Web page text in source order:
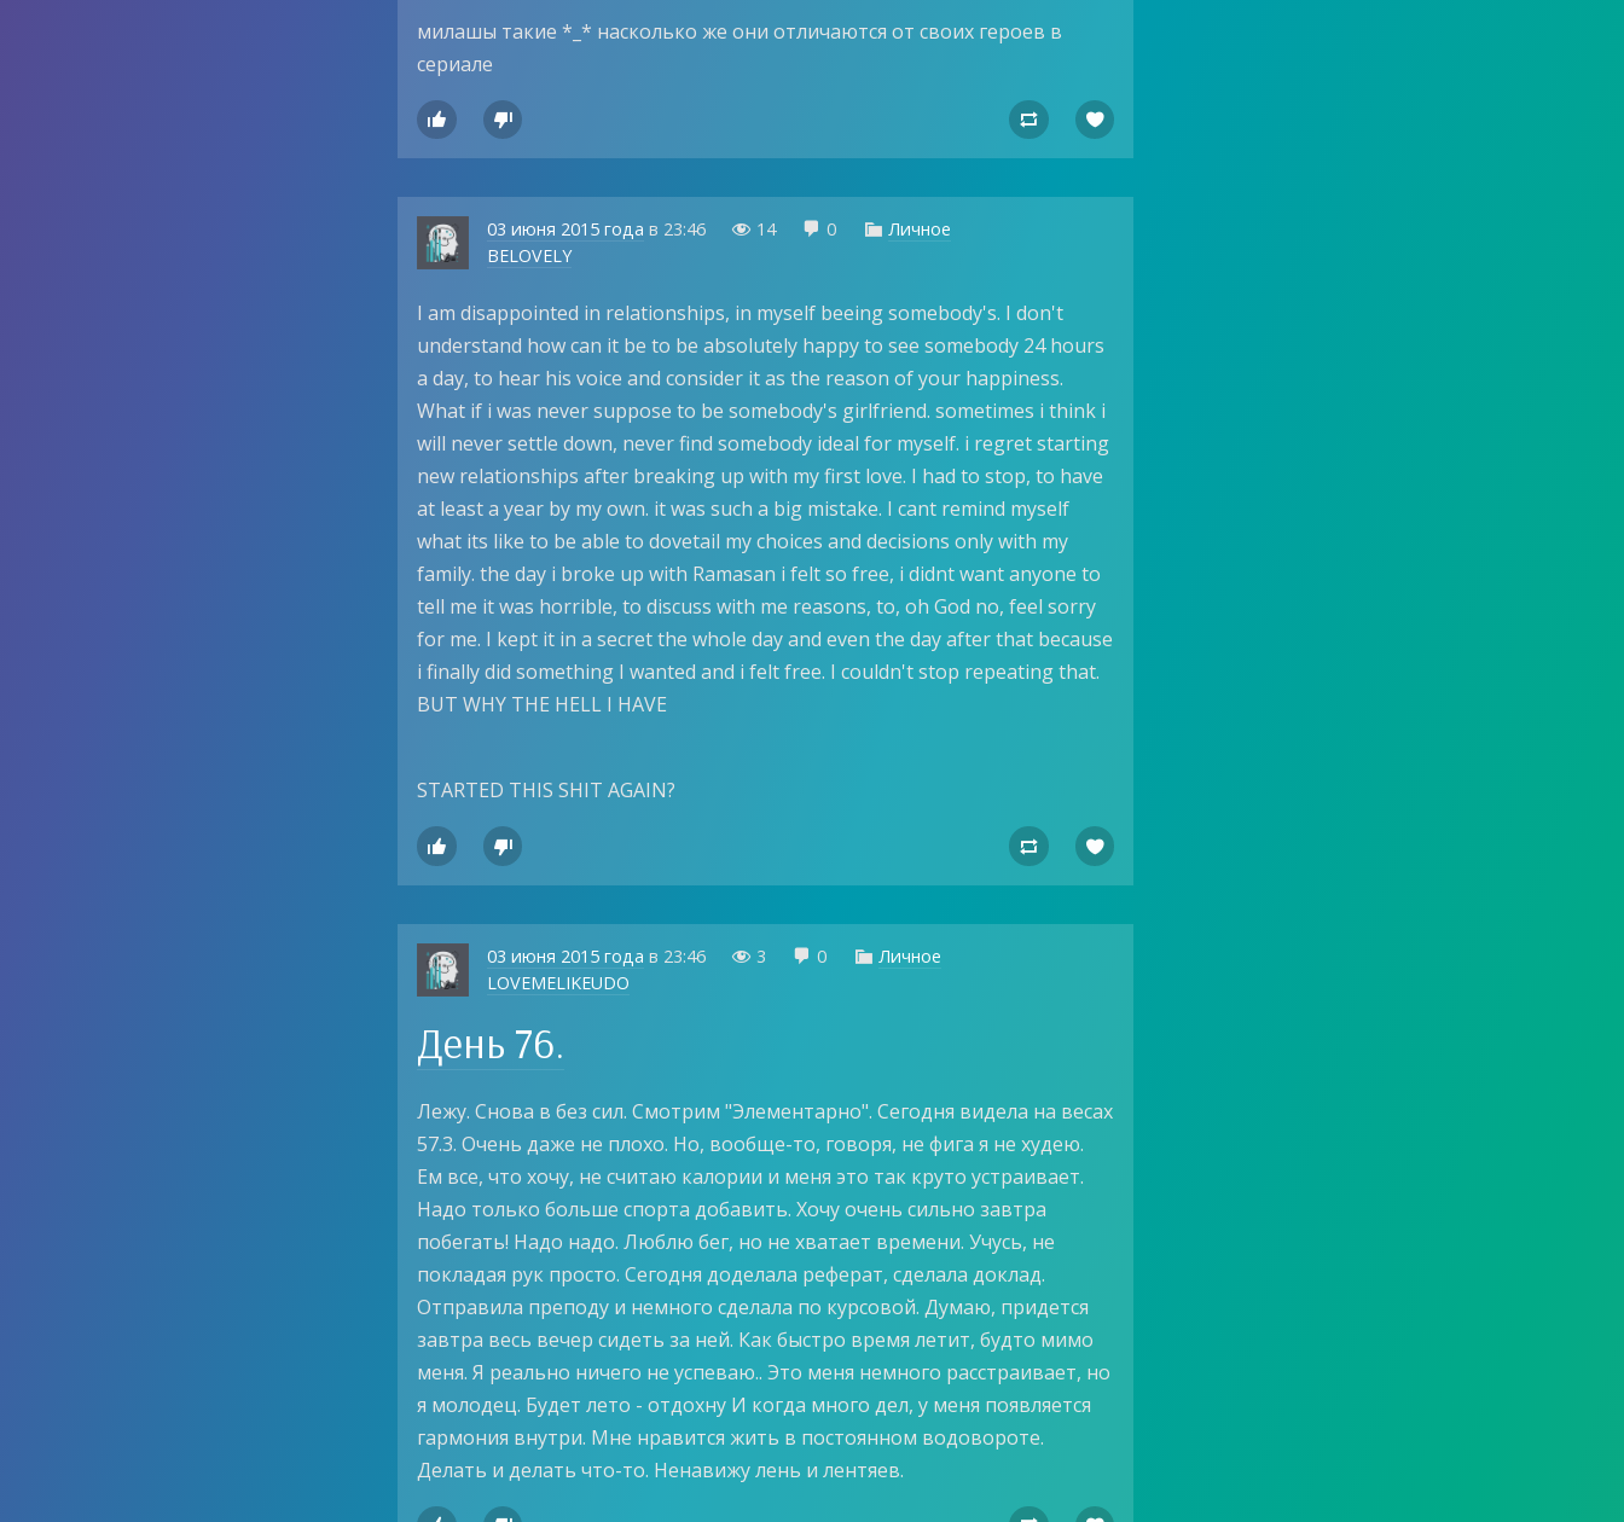
милашы такие *_* насколько же они отличаются от своих героев в
сериале
   
03 июня 2015 года в 23:46  14  0  Личное
BELOVELY
I am disappointed in relationships, in myself beeing somebody's. I don't
understand how can it be to be absolutely happy to see somebody 24 hours
a day, to hear his voice and consider it as the reason of your happiness.
What if i was never suppose to be somebody's girlfriend. sometimes i think i
will never settle down, never find somebody ideal for myself. i regret starting
new relationships after breaking up with my first love. I had to stop, to have
at least a year by my own. it was such a big mistake. I cant remind myself
what its like to be able to dovetail my choices and decisions only with my
family. the day i broke up with Ramasan i felt so free, i didnt want anyone to
tell me it was horrible, to discuss with me reasons, to, oh God no, feel sorry
for me. I kept it in a secret the whole day and even the day after that because
i finally did something I wanted and i felt free. I couldn't stop repeating that.
BUT WHY THE HELL I HAVE
STARTED THIS SHIT AGAIN?
   
03 июня 2015 года в 23:46  3  0  Личное
LOVEMELIKEUDO
День 76.
Лежу. Снова в без сил. Смотрим "Элементарно". Сегодня видела на весах
57.3. Очень даже не плохо. Но, вообще-то, говоря, не фига я не худею.
Ем все, что хочу, не считаю калории и меня это так круто устраивает.
Надо только больше спорта добавить. Хочу очень сильно завтра
побегать! Надо надо. Люблю бег, но не хватает времени. Учусь, не
покладая рук просто. Сегодня доделала реферат, сделала доклад.
Отправила преподу и немного сделала по курсовой. Думаю, придется
завтра весь вечер сидеть за ней. Как быстро время летит, будто мимо
меня. Я реально ничего не успеваю.. Это меня немного расстраивает, но
я молодец. Будет лето - отдохну И когда много дел, у меня появляется
гармония внутри. Мне нравится жить в постоянном водовороте.
Делать и делать что-то. Ненавижу лень и лентяев.